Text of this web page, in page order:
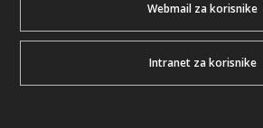
Webmail za korisnike
Intranet za korisnike